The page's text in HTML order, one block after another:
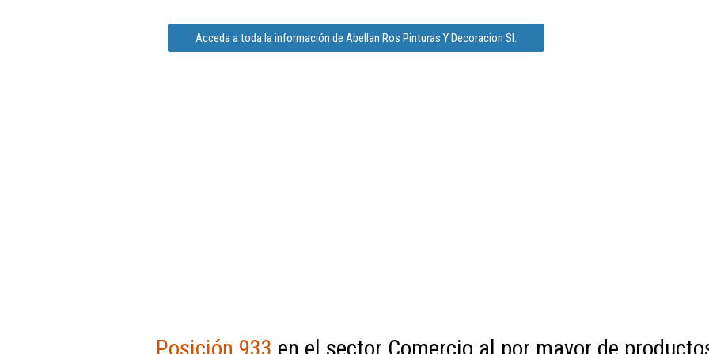
Acceda a toda la información de Abellan Ros Pinturas Y Decoracion Sl.
Posición 933 en el sector Comercio al por mayor de